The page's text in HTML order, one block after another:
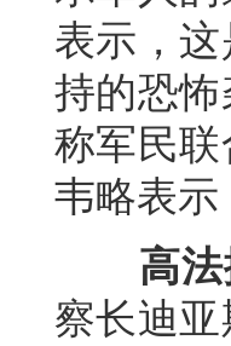
表示，
持的恐
称军民
韦略表示
高
察长迪